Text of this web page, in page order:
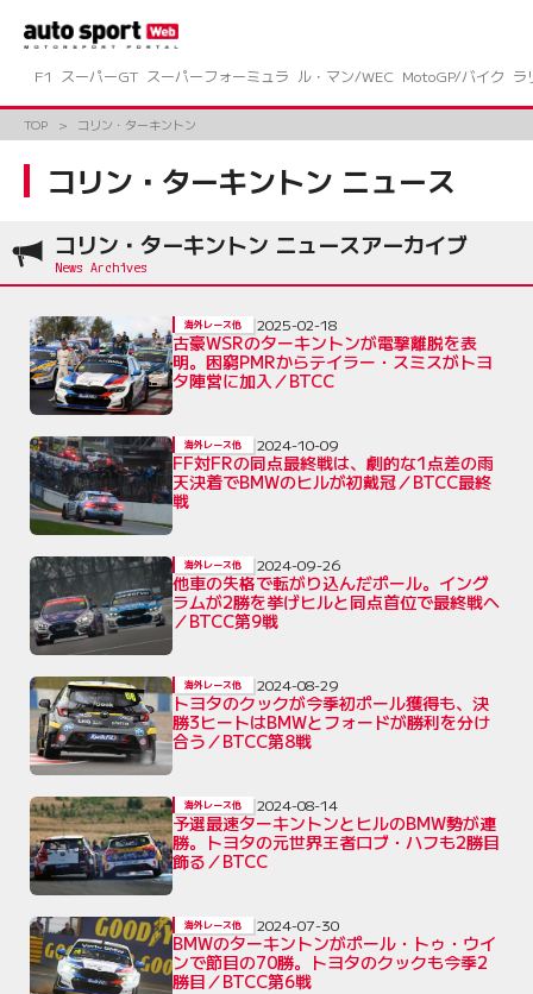
ツ
ス
F1 スーパーGT スーパーフォーミュラ ル・マン/WEC MotoGP/バイク ラ
TOP コリン・ターキントン
コリン・ターキントン ニュース
コリン・ターキントン ニュースアーカイブ
古豪WSRのターキントンが電撃離脱を表
明。困窮PMRからテイラー・スミスがトヨ
タ陣営に加入／BTCC
海外レース他 2025-02-18
FF対FRの同点最終戦は、劇的な1点差の雨
天決着でBMWのヒルが初戴冠／BTCC最終
戦
海外レース他 2024-10-09
他車の失格で転がり込んだポール。イング
ラムが2勝を挙げヒルと同点首位で最終戦へ
／BTCC第9戦
海外レース他 2024-09-26
トヨタのクックが今季初ポール獲得も、決
勝3ヒートはBMWとフォードが勝利を分け
合う／BTCC第8戦
海外レース他 2024-08-29
予選最速ターキントンとヒルのBMW勢が連
勝。トヨタの元世界王者ロブ・ハフも2勝目
飾る／BTCC
海外レース他 2024-08-14
BMWのターキントンがポール・トゥ・ウイ
ンで節目の70勝。トヨタのクックも今季2
勝目／BTCC第6戦
海外レース他 2024-07-30